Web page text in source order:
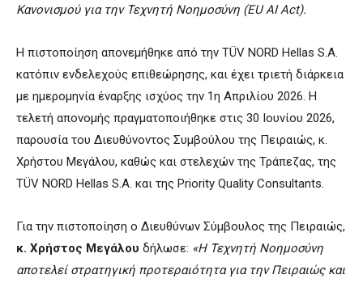
Κανονισμού για την Τεχνητή Νοημοσύνη (EU AI Act).
Η πιστοποίηση απονεμήθηκε από την TÜV NORD Hellas S.A.
κατόπιν ενδελεχούς επιθεώρησης, και έχει τριετή διάρκεια
με ημερομηνία έναρξης ισχύος την 1η Απριλίου 2026. Η
τελετή απονομής πραγματοποιήθηκε στις 30 Ιουνίου 2026,
παρουσία του Διευθύνοντος Συμβούλου της Πειραιώς, κ.
Χρήστου Μεγάλου, καθώς και στελεχών της Τράπεζας, της
TÜV NORD Hellas S.A. και της Priority Quality Consultants.
Για την πιστοποίηση ο Διευθύνων Σύμβουλος της Πειραιώς,
κ. Χρήστος Μεγάλου δήλωσε: «Η Τεχνητή Νοημοσύνη
αποτελεί στρατηγική προτεραιότητα για την Πειραιώς και